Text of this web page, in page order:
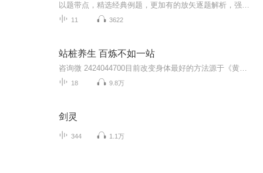
11 3622
站桩养生 百炼不如一站
18 9.8万
剑灵
344 1.1万